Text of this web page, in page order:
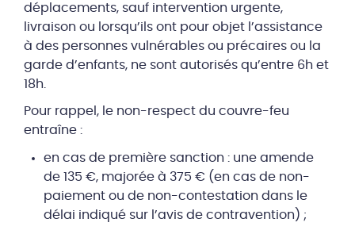
déplacements, sauf intervention urgente,
livraison ou lorsqu’ils ont pour objet l’assistance
à des personnes vulnérables ou précaires ou la
garde d’enfants, ne sont autorisés qu’entre 6h et
18h.
Pour rappel, le non-respect du couvre-feu
entraîne :
en cas de première sanction : une amende
de 135 €, majorée à 375 € (en cas de non-
paiement ou de non-contestation dans le
délai indiqué sur l’avis de contravention) ;